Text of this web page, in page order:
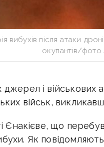
вибухів після атаки
окупантів/
і військових
військ,
Єнакієве, що
Як